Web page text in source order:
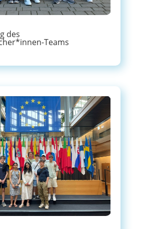
des
Teams